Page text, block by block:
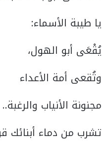
يا طيبة الأسماء:
يُقْعَى أبو الهول،
وتُقعى أمة الأعداء
مجنونة الأنياب والرغبة..
تشرب من دماء أبنائك